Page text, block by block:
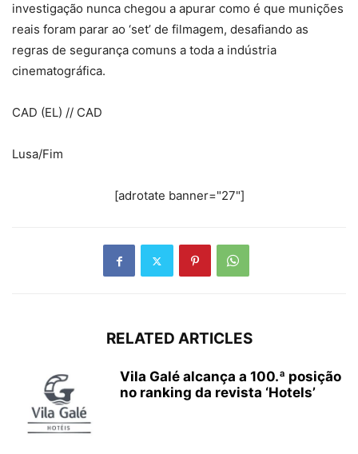
investigação nunca chegou a apurar como é que munições
reais foram parar ao ‘set’ de filmagem, desafiando as
regras de segurança comuns a toda a indústria
cinematográfica.
CAD (EL) // CAD
Lusa/Fim
[adrotate banner="27"]
RELATED ARTICLES
Vila Galé alcança a 100.ª posição
no ranking da revista ‘Hotels’